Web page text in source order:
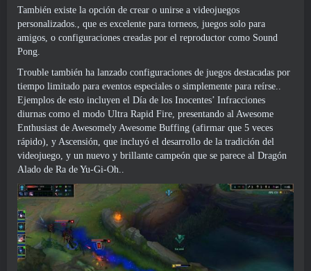
También existe la opción de crear o unirse a videojuegos
personalizados., que es excelente para torneos, juegos solo para
amigos, o configuraciones creadas por el reproductor como Sound
Pong.
Trouble también ha lanzado configuraciones de juegos destacadas por
tiempo limitado para eventos especiales o simplemente para reírse..
Ejemplos de esto incluyen el Día de los Inocentes’ Infracciones
diurnas como el modo Ultra Rapid Fire, presentando al Awesome
Enthusiast de Awesomely Awesome Buffing (afirmar que 5 veces
rápido), y Ascensión, que incluyó el desarrollo de la tradición del
videojuego, y un nuevo y brillante campeón que se parece al Dragón
Alado de Ra de Yu-Gi-Oh..